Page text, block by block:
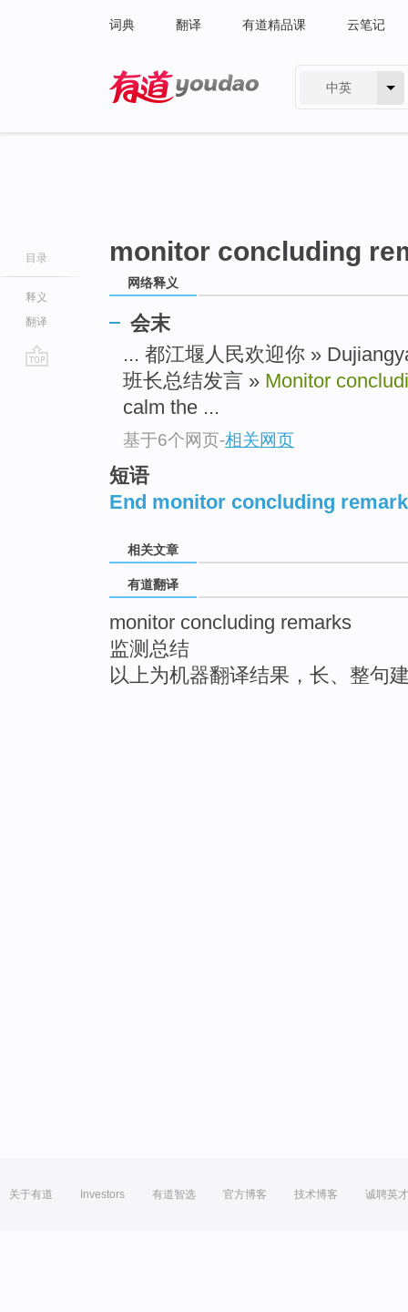
词典 翻译 有道精品课 云笔记
中英
目录
释义
翻译
monitor concluding
网络释义
会末
... 都江堰人民欢迎你 »
班长总结发言 » Monitor
calm the ...
基于6个网页-相关网页
短语
End monitor concluding
相关文章
有道翻译
monitor concluding remarks
监测总结
以上为机器翻译结果，长、整句
关于有道 Investors 有道智选 官方博客 技术博客 诚聘英才